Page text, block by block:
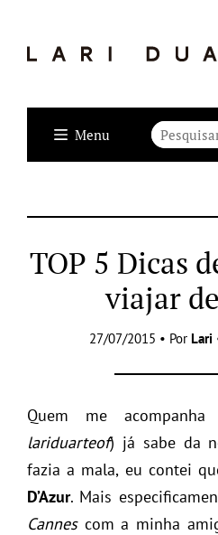
Menu
TOP 5 Dicas
viajar
27/07/2015 • Por Lari
Quem me
lariduarteof) já sabe da
fazia a mala, eu contei
D’Azur. Mais
Cannescom a minha